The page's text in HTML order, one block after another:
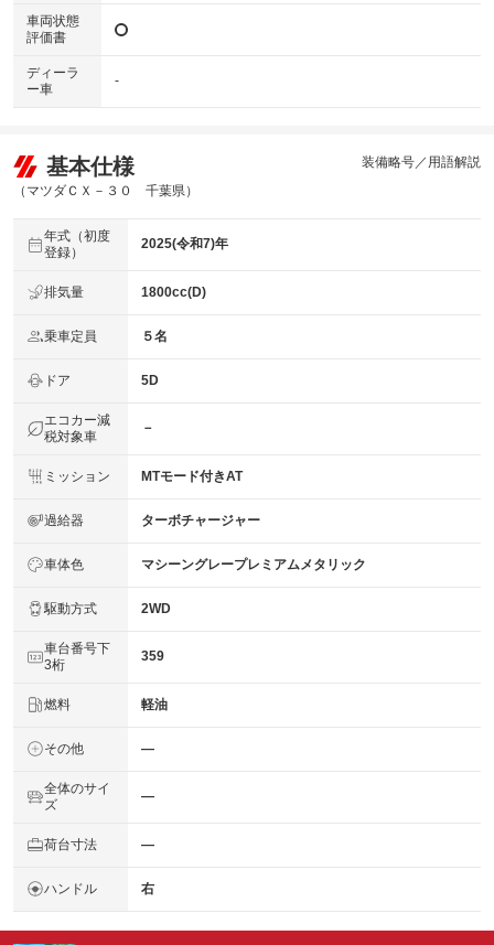
車両状態
評価書
ディーラ
ー車
-
基本仕様
（マツダＣＸ－３０ 千葉県）
装備略号／用語解説
年式（初度
登録）
2025(令和7)年
排気量 1800cc(D)
乗車定員 ５名
ドア 5D
エコカー減
税対象車
－
ミッション MTモード付きAT
過給器 ターボチャージャー
車体色 マシーングレープレミアムメタリック
駆動方式 2WD
車台番号下
3桁
359
燃料 軽油
その他 ―
全体のサイ
ズ
―
荷台寸法 ―
ハンドル 右